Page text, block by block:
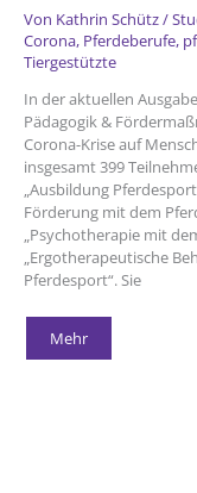
Von Kathrin Schütz/
Corona, Pferdeberufe,
Tiergestützte
In der aktuellen
Pädagogik &
Corona-Krise auf
insgesamt 399
„Ausbildung
Förderung mit dem
„Psychotherapie mit
„Ergotherapeutische
Pferdesport“. Sie
Der
Einfluss
der
Mehr